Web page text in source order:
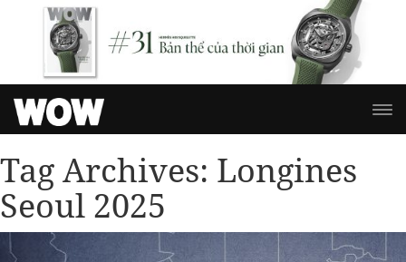
Tag Archives: Longines
Seoul 2025